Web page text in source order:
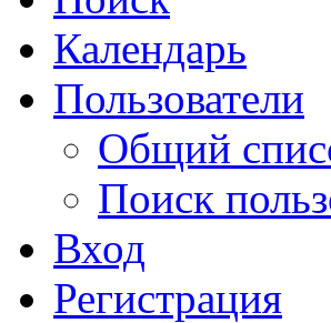
Календарь
Пользователи
Общий
Поиск
Вход
Регистрация